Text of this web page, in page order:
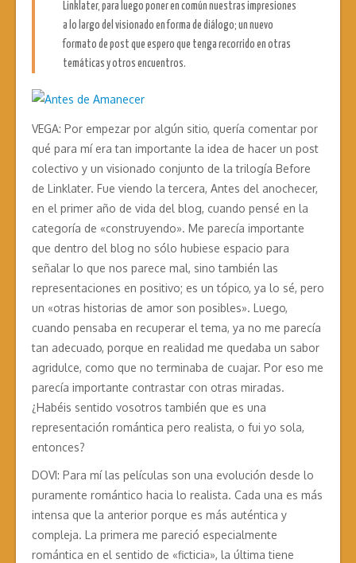
Linklater, para luego poner en común nuestras impresiones
a lo largo del visionado en forma de diálogo; un nuevo
formato de post que espero que tenga recorrido en otras
temáticas y otros encuentros.
VEGA: Por empezar por algún sitio, quería comentar por
qué para mí era tan importante la idea de hacer un post
colectivo y un visionado conjunto de la trilogía Before
de Linklater. Fue viendo la tercera, Antes del anochecer,
en el primer año de vida del blog, cuando pensé en la
categoría de «construyendo». Me parecía importante
que dentro del blog no sólo hubiese espacio para
señalar lo que nos parece mal, sino también las
representaciones en positivo; es un tópico, ya lo sé, pero
un «otras historias de amor son posibles». Luego,
cuando pensaba en recuperar el tema, ya no me parecía
tan adecuado, porque en realidad me quedaba un sabor
agridulce, como que no terminaba de cuajar. Por eso me
parecía importante contrastar con otras miradas.
¿Habéis sentido vosotros también que es una
representación romántica pero realista, o fui yo sola,
entonces?
DOVI: Para mí las películas son una evolución desde lo
puramente romántico hacia lo realista. Cada una es más
intensa que la anterior porque es más auténtica y
compleja. La primera me pareció especialmente
romántica en el sentido de «ficticia», la última tiene